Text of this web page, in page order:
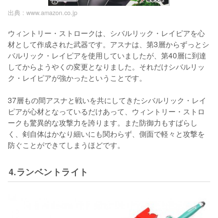
出典 : www.amazon.co.jp
ウィントリー・ストロークは、シバルリック・レイピアを心
材として作成された武器です。アスナは、第3層からずっとシ
バルリック・レイピアを使用していましたが、第40層に到達
してからようやくの変更となりました。それだけシバルリッ
ク・レイピアが強かったということです。
37層もの間アスナと戦いを共にしてきたシバルリック・レイ
ピアが心材となっているだけあって、ウィントリー・ストロ
ークも驚異的な攻撃力を誇ります。また防御力もすばらし
く、剣自体はかなり細いにも関わらず、側面で軽々と攻撃を
防ぐことができてしまうほどです。
4.ランベントライト